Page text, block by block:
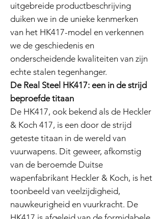
uitgebreide productbeschrijving
duiken we in de unieke kenmerken
van het HK417-model en verkennen
we de geschiedenis en
onderscheidende kwaliteiten van zijn
echte stalen tegenhanger.
De Real Steel HK417: een in de strijd
beproefde titaan
De HK417, ook bekend als de Heckler
& Koch 417, is een door de strijd
geteste titaan in de wereld van
vuurwapens. Dit geweer, afkomstig
van de beroemde Duitse
wapenfabrikant Heckler & Koch, is het
toonbeeld van veelzijdigheid,
nauwkeurigheid en vuurkracht. De